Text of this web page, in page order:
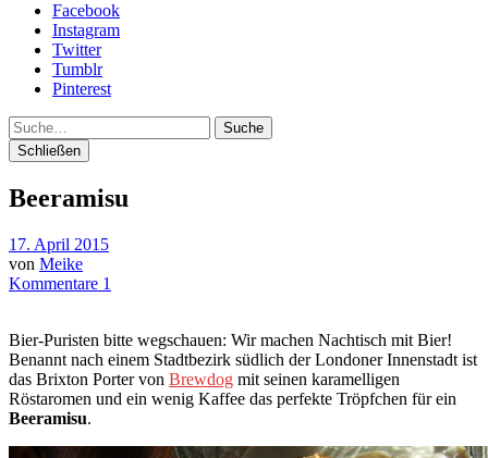
Facebook
Instagram
Twitter
Tumblr
Pinterest
Suche
Schließen
Beeramisu
17. April 2015
von Meike
Kommentare 1
Bier-Puristen bitte wegschauen: Wir machen Nachtisch mit Bier!
Benannt nach einem Stadtbezirk südlich der Londoner Innenstadt ist
das Brixton Porter von Brewdog mit seinen karamelligen
Röstaromen und ein wenig Kaffee das perfekte Tröpfchen für ein
Beeramisu.